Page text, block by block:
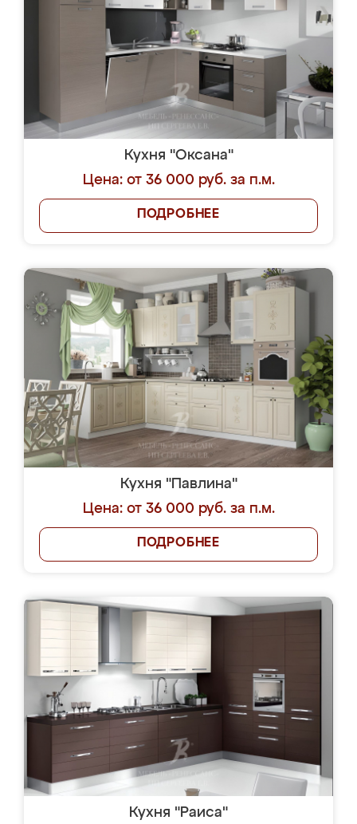
Кухня "Оксана"
Цена: от 36 000 руб. за п.м.
ПОДРОБНЕЕ
Кухня "Павлина"
Цена: от 36 000 руб. за п.м.
ПОДРОБНЕЕ
Кухня "Раиса"